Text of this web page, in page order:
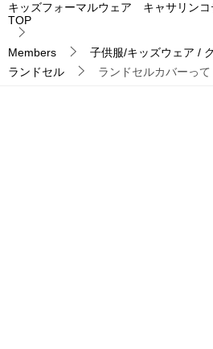
キッズフォーマルウェア キャサリンコ
TOP
Members
子供服/キッズウェア /
ランドセル
ランドセルカバーって